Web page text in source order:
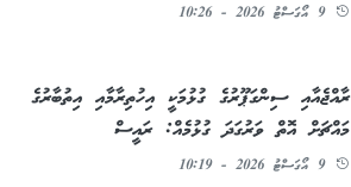
9 އޯގަސްޓު 2026 - 10:26
ރާއްޖެއާއި ސިންގަޕޫރުގެ ގުޅުމަކީ އިހުތިރާމާއި އިތުބާރުގެ
މައްޗަށް އޮތް ވަރުގަދަ ގުޅުމެއް: ރައީސް
9 އޯގަސްޓު 2026 - 10:19